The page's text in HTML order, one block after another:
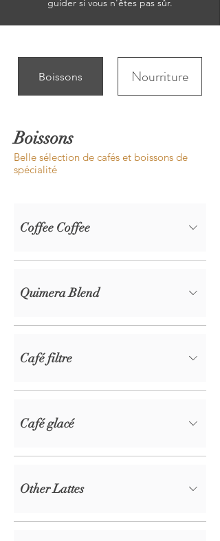
Boissons Nourriture
Boissons
Belle sélection de cafés et boissons de
spécialité
Coffee Coffee
Quimera Blend
Café filtre
Café glacé
Other Lattes